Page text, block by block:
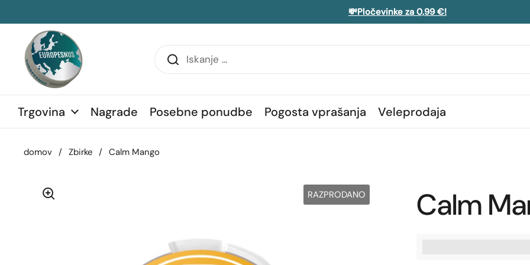
💸Pločevinke za 0,99 €!
Trgovina Nagrade Posebne ponudbe Pogosta vprašanja Veleprodaja
vrstico
domov / Zbirke / Calm Mango
RAZPRODANO Calm